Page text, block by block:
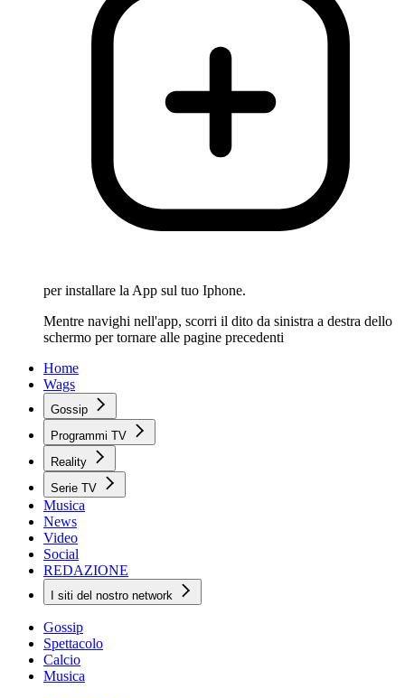
per installare la App sul tuo Iphone.
Mentre navighi nell'app, scorri il dito da sinistra a destra dello
schermo per tornare alle pagine precedenti
Home
Wags
Gossip
Programmi TV
Reality
Serie TV
Musica
News
Video
Social
REDAZIONE
I siti del nostro network
Gossip
Spettacolo
Calcio
Musica